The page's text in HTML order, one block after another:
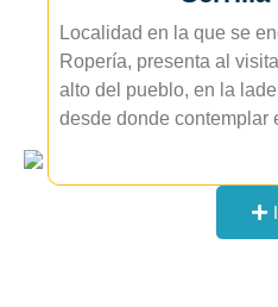
Localidad en la que se
Ropería, presenta al
alto del pueblo, en la
desde donde contemplar